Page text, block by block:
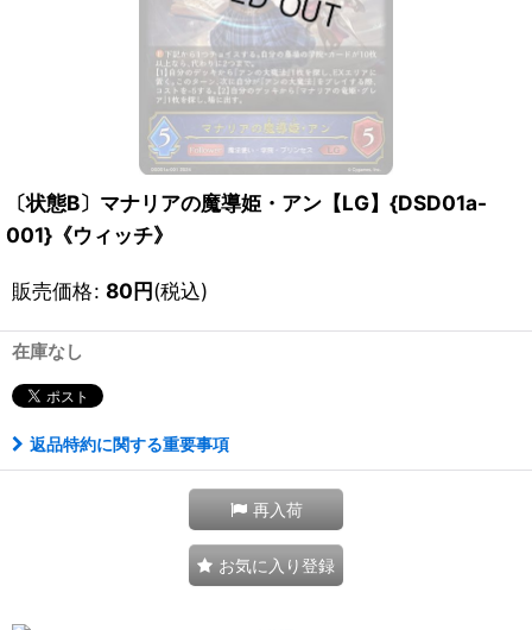
〔状態B〕マナリアの魔導姫・アン【LG】{DSD01a-
001}《ウィッチ》
販売価格: 80円(税込)
在庫なし
返品特約に関する重要事項
再入荷
お気に入り登録